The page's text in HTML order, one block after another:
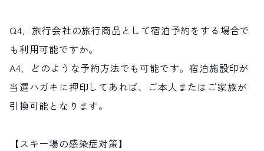
Q4．旅行会社の旅行商品として宿泊予約をする場合で
も利用可能ですか。
A4．どのような予約方法でも可能です。宿泊施設印が
当選ハガキに押印してあれば、ご本人またはご家族が
引換可能となります。
【スキー場の感染症対策】